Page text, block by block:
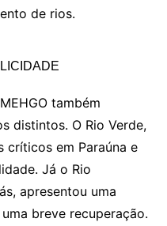
de rios.
também
distintos. O Rio Verde,
críticos em Paraúna e
Já o Rio
apresentou uma
breve recuperação.